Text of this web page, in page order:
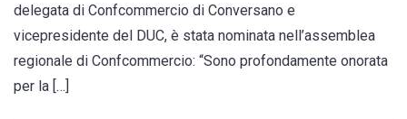
nell’assemblea
delegata di Confcommercio di Conversano e
vicepresidente del DUC, è stata nominata nell’assemblea
regionale di Confcommercio: “Sono profondamente onorata
per la […]